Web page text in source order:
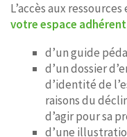
L’accès aux
votre espace
d’un guide
d’un dossier
d’identité de
raisons du
d’agir pour sa
d’une